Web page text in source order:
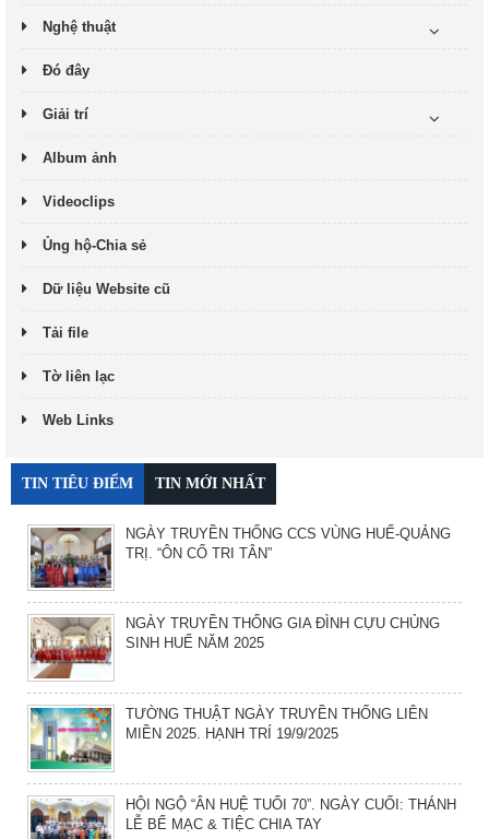
Nghệ thuật
Đó đây
Giải trí
Album ảnh
Videoclips
Ủng hộ-Chia sẻ
Dữ liệu Website cũ
Tải file
Tờ liên lạc
Web Links
TIN TIÊU ĐIỂM TIN MỚI NHẤT
NGÀY TRUYỀN THỐNG CCS VÙNG HUẾ-QUẢNG
TRỊ. “ÔN CỐ TRI TÂN”
NGÀY TRUYỀN THỐNG GIA ĐÌNH CỰU CHỦNG
SINH HUẾ NĂM 2025
TƯỜNG THUẬT NGÀY TRUYỀN THỐNG LIÊN
MIỀN 2025. HẠNH TRÍ 19/9/2025
HỘI NGỘ “ÂN HUỆ TUỔI 70”. NGÀY CUỐI: THÁNH
LỄ BẾ MẠC & TIỆC CHIA TAY